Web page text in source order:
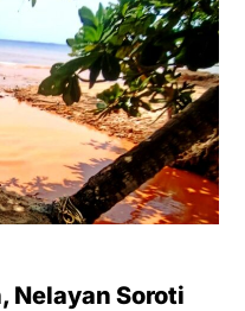
Nelayan Soroti